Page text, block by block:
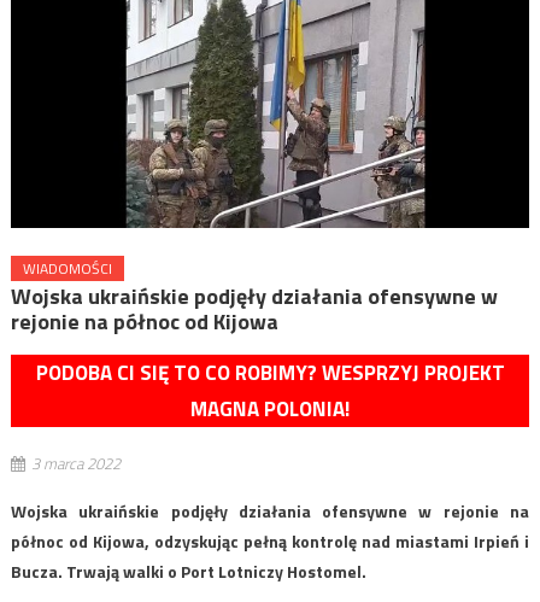
WIADOMOŚCI
Wojska ukraińskie podjęły działania ofensywne w
rejonie na północ od Kijowa
PODOBA CI SIĘ TO CO ROBIMY? WESPRZYJ PROJEKT
MAGNA POLONIA!
3 marca 2022
Wojska ukraińskie podjęły działania ofensywne w rejonie na
północ od Kijowa, odzyskując pełną kontrolę nad miastami Irpień i
Bucza. Trwają walki o Port Lotniczy Hostomel.